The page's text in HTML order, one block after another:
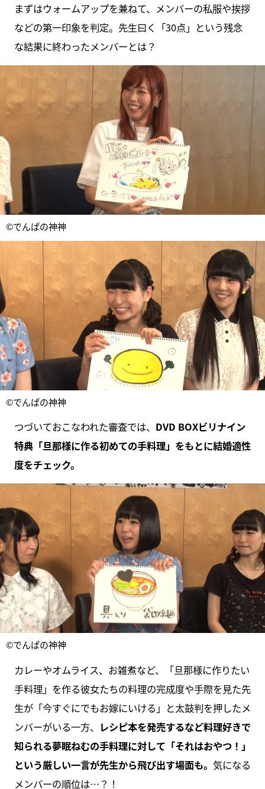
まずはウォームアップを兼ねて、メンバーの私服や挨拶
などの第一印象を判定。先生曰く「30点」という残念
な結果に終わったメンバーとは？
©でんぱの神神
©でんぱの神神
つづいておこなわれた審査では、 DVD BOXビリナイン
特典「旦那様に作る初めての手料理」をもとに結婚適性
度をチェック。
©でんぱの神神
カレーやオムライス、お雑煮など、「旦那様に作りたい
手料理」を作る彼女たちの料理の完成度や手際を見た先
生が「今すぐにでもお嫁にいける」と太鼓判を押したメ
ンバーがいる一方、
レシピ本を発売するなど料理好きで
知られる夢眠ねむの手料理に対して「それはおやつ！」
という厳しい一言が先生から飛び出す場面も。 気になる
メンバーの順位は…？！